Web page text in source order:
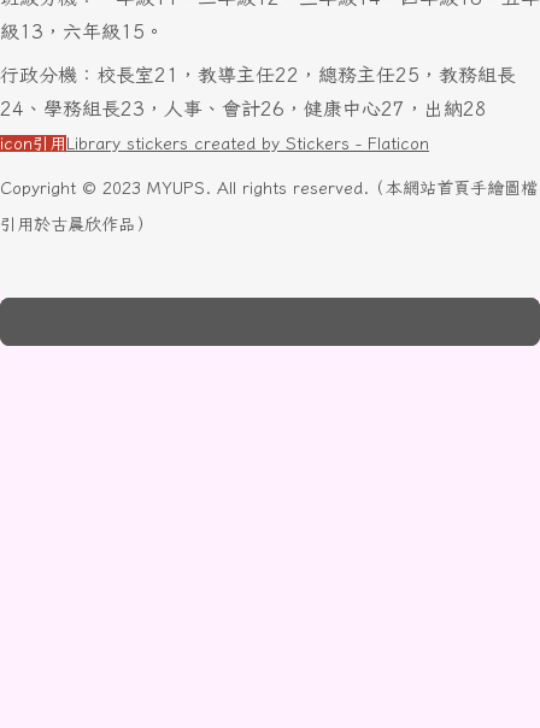
級13，六年級15。
行政分機：校長室21，教導主任22，總務主任25，教務組長
24、學務組長23，人事、會計26，健康中心27，出納28
icon引用 Library stickers created by Stickers - Flaticon
Copyright © 2023 MYUPS. All rights reserved.（本網站首頁手繪圖檔
引用於古晨欣作品）